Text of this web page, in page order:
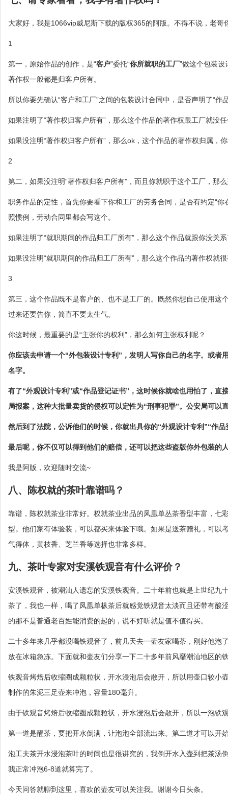
大家好，我是1066vip威尼斯下载的版权365的阿版。不得不说，老哥
1
第一，原始作品的创作，是“客户”委托“你所就职的工厂”做这个包装设
著作权一般都是归客户所有。
所以你要先确认“客户和工厂”之间的包装设计合同中，是否声明了“
如果注明了“著作权归客户所有”，那么这个作品的著作权跟工厂就没
如果没注明“著作权归客户所有”，那么ok，这个作品的著作权归属，
2
第二，如果没注明“著作权归客户所有”，而且你就职于这个工厂，那
职务作品的定性，首先你要看下你和工厂的劳务合同，是否有约定“
照惯例，劳动合同里都会写这个。
如果注明了“就职期间的作品归工厂所有”，那么这个作品就跟你没关
如果没注明“就职期间的作品归工厂所有”，那么这个作品的著作权就
3
第三，这个作品既不是客户的、也不是工厂的。既然你想自己使用
过来还要告你，简直不要太生气。
你这时候，最重要的是“主张你的权利”，那么如何主张权利呢？
你应该去申请一个“外包装设计专利”，发明人写你自己的名字。或
名字。
有了“外观设计专利”或“作品登记证书”，这时候你就啥也用怕了，
局报案，这种大批量卖货的侵权可以定性为“刑事犯罪”。公安局可以
然后到了法院，公诉他们的时候，你就出具你的“外观设计专利”“作
最后呢，你不仅可以得到他们的赔偿，还可以把这些盗版你外包装的
我是阿版，欢迎随时交流~
八、陈权就的茶叶靠谱吗？
靠谱，陈权就茶业非常好。权就茶业出品的凤凰单丛茶香型丰富，
型。他们家有体验装，可以都买来体验下哦。如果是送茶赠礼，可
气得体，黄枝香、芝兰香等选择也非常多样。
九、茶叶专家对安溪铁观音有什么评价？
安溪铁观音，被潮汕人遗忘的安溪铁观音。二十年前也就是上世纪
茶了，我也一样，喝了凤凰单枞茶后就感觉铁观音太淡而且还带有
的那不是普通老百姓能消费的起的，说不好听就是值不值得买。
二十多年来几乎都没喝铁观音了，前几天去一壶友家喝茶，刚好他
放在冰箱急冻。下面就和壶友们分享一下二十多年前风靡潮汕地区的
铁观音烤焙后收缩圈成颗粒状，开水浸泡后会散开，所以用壶口较
制作的朱泥三足壶来冲泡，容量180毫升。
由于铁观音烤焙后收缩圈成颗粒状，开水浸泡后会散开，所以一泡铁
第一道是醒茶，要把开水倒满，让泡泡全部流出来。第二道才可以开
泡工夫茶开水浸泡茶叶的时间也是很讲究的，我倒开水入壶到把茶
我正常冲泡6-8道就算完了。
今天问答就聊到这里，喜欢的壶友可以关注我。谢谢今日头条。